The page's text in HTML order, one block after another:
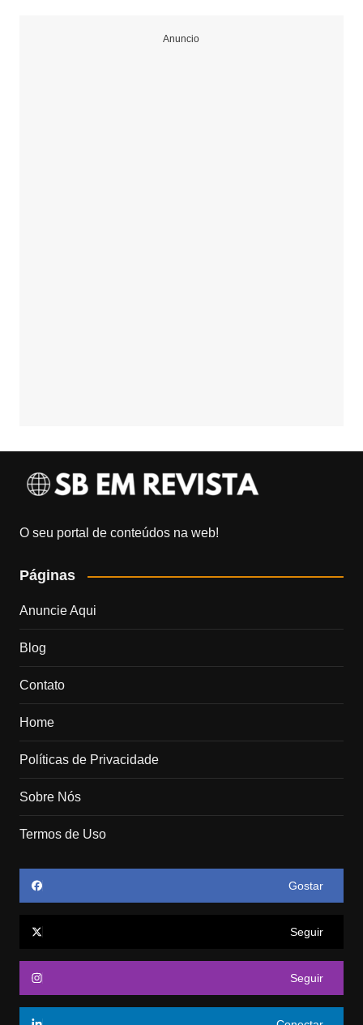
Anuncio
O seu portal de conteúdos na web!
Páginas
Anuncie Aqui
Blog
Contato
Home
Políticas de Privacidade
Sobre Nós
Termos de Uso
Gostar
Seguir
Seguir